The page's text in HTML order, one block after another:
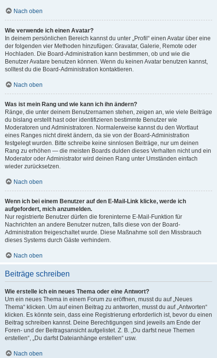
Nach oben
Wie verwende ich einen Avatar?
In deinem persönlichen Bereich kannst du unter „Profil“ einen Avatar über eine
der folgenden vier Methoden hinzufügen: Gravatar, Galerie, Remote oder
Hochladen. Die Board-Administration kann bestimmen, ob und wie die
Benutzer Avatare benutzen können. Wenn du keinen Avatar benutzen kannst,
solltest du die Board-Administration kontaktieren.
Nach oben
Was ist mein Rang und wie kann ich ihn ändern?
Ränge, die unter deinem Benutzernamen stehen, zeigen an, wie viele Beiträge
du bislang erstellt hast oder identifizieren bestimmte Benutzer wie
Moderatoren und Administratoren. Normalerweise kannst du den Wortlaut
eines Ranges nicht direkt ändern, da sie von der Board-Administration
festgelegt wurden. Bitte schreibe keine sinnlosen Beiträge, nur um deinen
Rang zu erhöhen — die meisten Boards dulden dieses Verhalten nicht und ein
Moderator oder Administrator wird deinen Rang unter Umständen einfach
wieder zurücksetzen.
Nach oben
Wenn ich bei einem Benutzer auf den E-Mail-Link klicke, werde ich
aufgefordert, mich anzumelden.
Nur registrierte Benutzer dürfen die foreninterne E-Mail-Funktion für
Nachrichten an andere Benutzer nutzen, falls diese von der Board-
Administration freigeschaltet wurde. Diese Maßnahme soll den Missbrauch
dieses Systems durch Gäste verhindern.
Nach oben
Beiträge schreiben
Wie erstelle ich ein neues Thema oder eine Antwort?
Um ein neues Thema in einem Forum zu eröffnen, musst du auf „Neues
Thema“ klicken. Um auf einen Beitrag zu antworten, musst du auf „Antworten“
klicken. Es könnte sein, dass eine Registrierung erforderlich ist, bevor du einen
Beitrag schreiben kannst. Deine Berechtigungen sind jeweils am Ende der
Foren- und der Beitragsansicht aufgelistet. Z. B. „Du darfst neue Themen
erstellen“, „Du darfst Dateianhänge erstellen“ usw.
Nach oben